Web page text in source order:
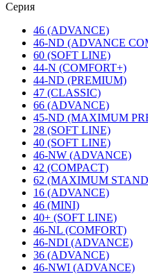
Серия
46 (ADVANCE)
46-ND (ADVANCE
60 (SOFT LINE)
44-N (COMFORT+)
44-ND (PREMIUM)
47 (CLASSIC)
66 (ADVANCE)
45-ND (MAXIMUM
28 (SOFT LINE)
40 (SOFT LINE)
46-NW (ADVANCE)
42 (COMPACT)
62 (MAXIMUM
16 (ADVANCE)
46 (MINI)
40+ (SOFT LINE)
46-NL (COMFORT)
46-NDI (ADVANCE)
36 (ADVANCE)
46-NWI (ADVANCE)